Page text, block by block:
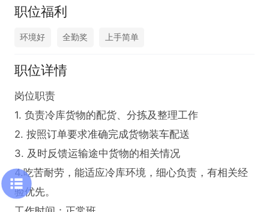
职位福利
环境好 全勤奖 上手简单
职位详情
岗位职责
1. 负责冷库货物的配货、分拣及整理工作
2. 按照订单要求准确完成货物装车配送
3. 及时反馈运输途中货物的相关情况
4.吃苦耐劳，能适应冷库环境，细心负责，有相关经
验优先。